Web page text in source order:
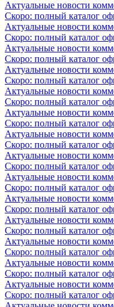
Актуальные новости
Скоро: полный каталог
Актуальные новости
Скоро: полный каталог
Актуальные новости
Скоро: полный каталог
Актуальные новости
Скоро: полный каталог
Актуальные новости
Скоро: полный каталог
Актуальные новости
Скоро: полный каталог
Актуальные новости
Скоро: полный каталог
Актуальные новости
Скоро: полный каталог
Актуальные новости
Скоро: полный каталог
Актуальные новости
Скоро: полный каталог
Актуальные новости
Скоро: полный каталог
Актуальные новости
Скоро: полный каталог
Актуальные новости
Скоро: полный каталог
Актуальные новости
Скоро: полный каталог